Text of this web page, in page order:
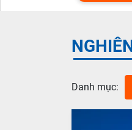
Danh mục: